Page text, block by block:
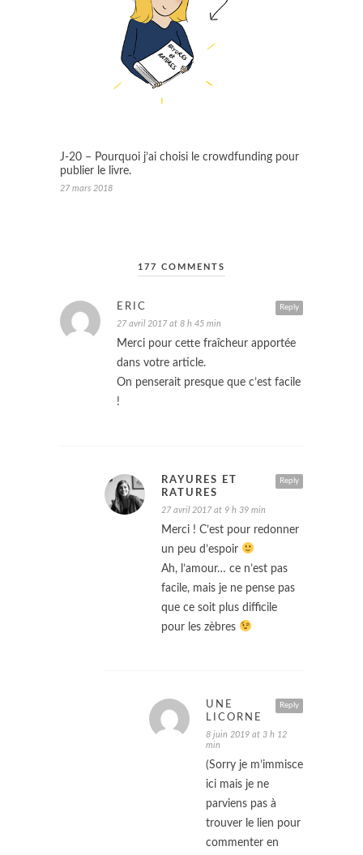
J-20 – Pourquoi j’ai choisi le crowdfunding pour
publier le livre.
27 mars 2018
177 COMMENTS
Reply
ERIC
27 avril 2017 at 8 h 45 min
Merci pour cette fraîcheur apportée
dans votre article.
On penserait presque que c’est facile
!
Reply
RAYURES ET
RATURES
27 avril 2017 at 9 h 39 min
Merci ! C’est pour redonner
un peu d’espoir
Ah, l’amour… ce n’est pas
facile, mais je ne pense pas
que ce soit plus difficile
pour les zèbres
Reply
UNE
LICORNE
8 juin 2019 at 3 h 12
min
(Sorry je m’immisce
ici mais je ne
parviens pas à
trouver le lien pour
commenter en